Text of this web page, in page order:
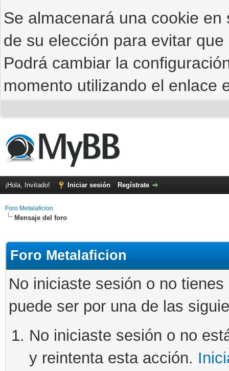
Se almacenará una cookie
de su elección para evitar
Podrá cambiar la
momento utilizando el enlace
¡Hola, Invitado! Iniciar sesión Regístrate
Foro Metalaficion
Mensaje del foro
Foro Metalaficion
No iniciaste sesión o no
puede ser por una de las
No iniciaste sesión o no
y reintenta esta acción.